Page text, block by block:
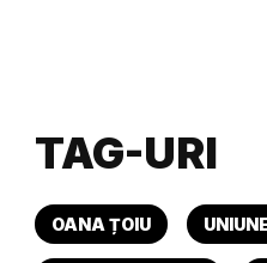
TAG-URI
OANA ȚOIU